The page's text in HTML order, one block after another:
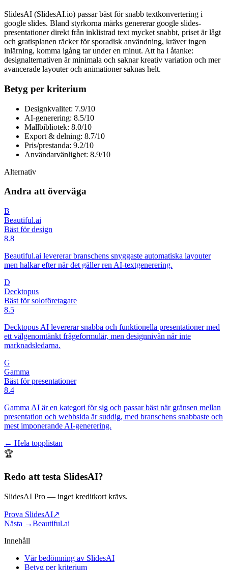
SlidesAI (SlidesAI.io) passar bäst för snabb textkonvertering i
google slides. Bland styrkorna märks genererar google slides-
presentationer direkt från inklistrad text mycket snabbt, priset är lågt
och gratisplanen räcker för sporadisk användning, kräver ingen
inlärning, komma igång tar under en minut. Att ha i åtanke:
designalternativen är minimala och saknar kreativ variation och mer
avancerade layouter och animationer saknas helt.
Betyg per kriterium
Designkvalitet: 7.9/10
AI-generering: 8.5/10
Mallbibliotek: 8.0/10
Export & delning: 8.7/10
Pris/prestanda: 9.2/10
Användarvänlighet: 8.9/10
Alternativ
Andra att överväga
B
Beautiful.ai
Bäst för design
8.8
Beautiful.ai levererar branschens snyggaste automatiska layouter
men halkar efter när det gäller ren AI-textgenerering.
D
Decktopus
Bäst för soloföretagare
8.5
Decktopus AI levererar snabba och funktionella presentationer med
ett välgenomtänkt frågeformulär, men designnivån når inte
marknadsledarna.
G
Gamma
Bäst för presentationer
8.4
Gamma AI är en kategori för sig och passar bäst när gränsen mellan
presentation och webbsida är suddig, med branschens snabbaste och
mest imponerande AI-generering.
← Hela topplistan
🏆
Redo att testa SlidesAI?
SlidesAI Pro — inget kreditkort krävs.
Prova SlidesAI↗
Nästa →Beautiful.ai
Innehåll
Vår bedömning av SlidesAI
Betyg per kriterium